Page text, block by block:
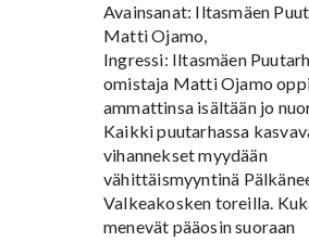
Avainsanat: Iltasmäen
Matti Ojamo,
Ingressi: Iltasmäen
omistaja Matti Ojamo
ammattinsa isältään jo
Kaikki puutarhassa
vihannekset myydään
vähittäismyyntinä
Valkeakosken toreilla.
menevät pääosin suoraan